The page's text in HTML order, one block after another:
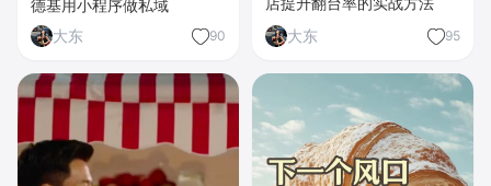
德基用小程序做私域
大东
90
大东
95